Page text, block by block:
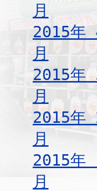
月
2015年
月
2015年
月
2015年
月
2015年
月